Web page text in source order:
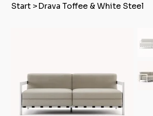
Start >Drava Toffee & White Steel